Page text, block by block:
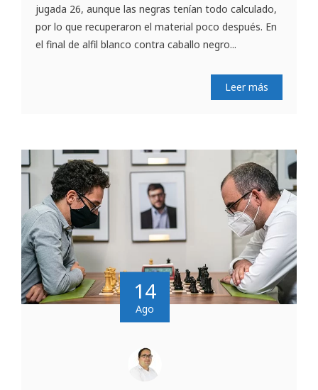
jugada 26, aunque las negras tenían todo calculado,
por lo que recuperaron el material poco después. En
el final de alfil blanco contra caballo negro...
Leer más
14
Ago